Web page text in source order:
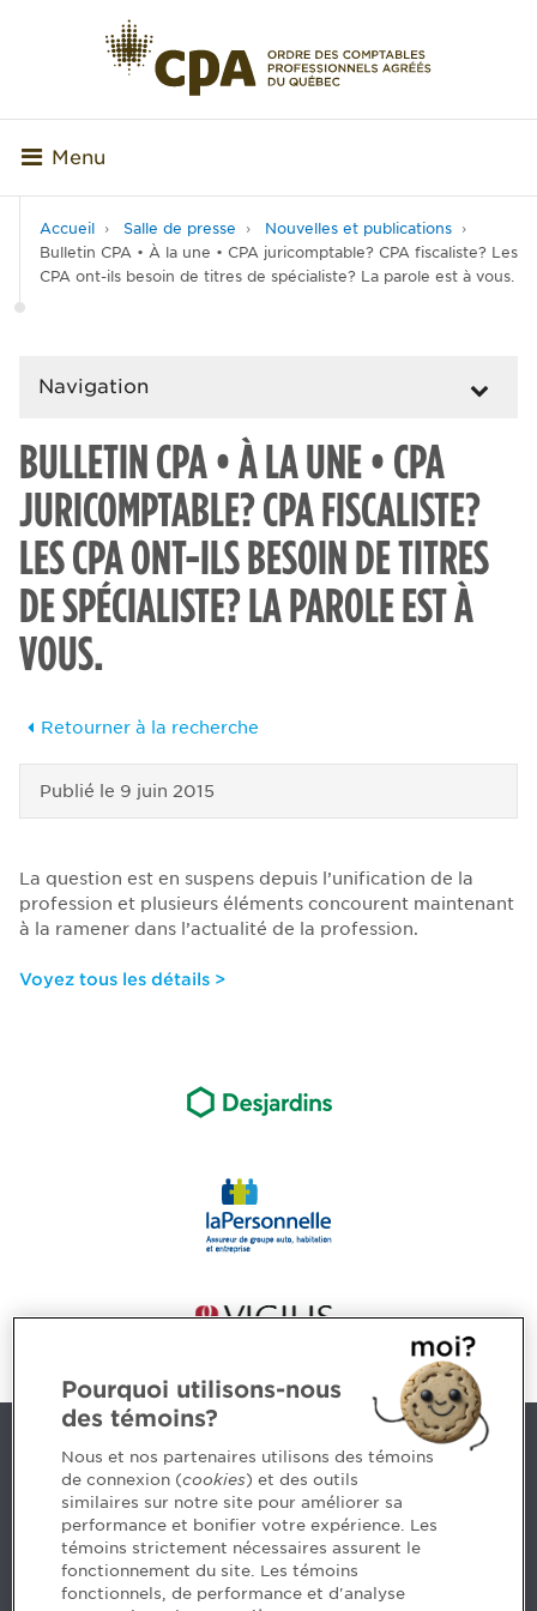
Menu
Accueil Salle de presse
Nouvelles et publications
Bulletin CPA • À la une • CPA juricomptable? CPA fiscaliste? Les
CPA ont-ils besoin de titres de spécialiste? La parole est à vous.
Navigation
BULLETIN CPA • À LA UNE • CPA
JURICOMPTABLE? CPA FISCALISTE?
LES CPA ONT-ILS BESOIN DE TITRES
DE SPÉCIALISTE? LA PAROLE EST À
VOUS.
Retourner à la recherche
Publié le 9 juin 2015
La question est en suspens depuis l’unification de la
profession et plusieurs éléments concourent maintenant
à la ramener dans l’actualité de la profession.
Voyez tous les détails >
Nous joindre
5, Place Ville Marie, bureau 800, Montréal (Québec)
H3B 2G2
www.cpaquebec.ca
Des questions? Faites appel à notre équipe >
Pourquoi utilisons-nous
des témoins?
Nous et nos partenaires utilisons des témoins
de connexion (cookies) et des outils
similaires sur notre site pour améliorer sa
performance et bonifier votre expérience. Les
témoins strictement nécessaires assurent le
fonctionnement du site. Les témoins
fonctionnels, de performance et d'analyse